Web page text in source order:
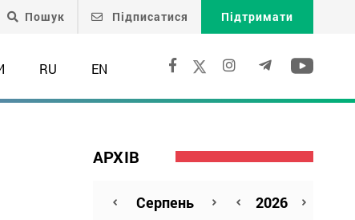
Пошук Підписатися Підтримати
RU EN
АРХІВ